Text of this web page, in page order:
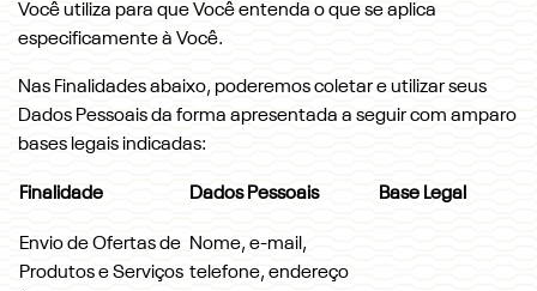
Você utiliza para que Você entenda o que se aplica
especificamente à Você.
Nas Finalidades abaixo, poderemos coletar e utilizar seus
Dados Pessoais da forma apresentada a seguir com amparo
bases legais indicadas:
Finalidade Dados Pessoais Base Legal
Envio de Ofertas de
Produtos e Serviços
Nome, e-mail,
telefone, endereço